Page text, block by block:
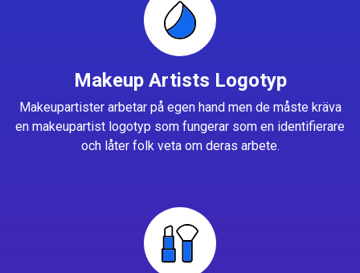
Makeup Artists Logotyp
Makeupartister arbetar på egen hand men de måste kräva
en makeupartist logotyp som fungerar som en identifierare
och låter folk veta om deras arbete.